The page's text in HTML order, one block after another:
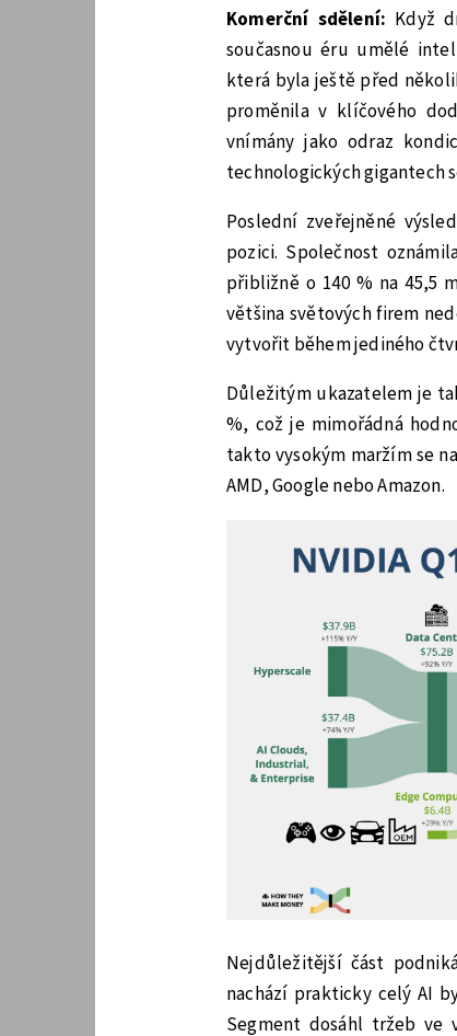
Komerční sdělení: Když
současnou éru umělé
která byla ještě před
proměnila v klíčového
vnímány jako odraz
technologických gigantech
Poslední zveřejněné
pozici. Společnost
přibližně o 140 % na 45,5
většina světových firem
vytvořit během jediného
Důležitým ukazatelem je
%, což je mimořádná
takto vysokým maržím se
AMD, Google nebo Amazon.
Nejdůležitější část
nachází prakticky celý AI
Segment dosáhl tržeb ve